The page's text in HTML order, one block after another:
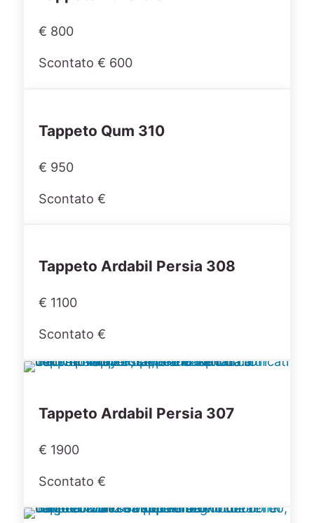
€ 800
Scontato € 600
Tappeto Qum 310
€ 950
Scontato €
Tappeto Ardabil Persia 308
€ 1100
Scontato €
Tappeto Ardabil Persia 307
€ 1900
Scontato €